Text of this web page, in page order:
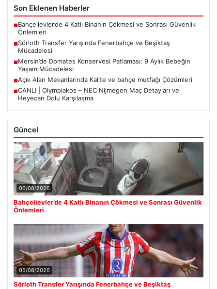
Son Eklenen Haberler
■Bahçelievler’de 4 Katlı Binanın Çökmesi ve Sonrası Güvenlik
Önlemleri
■Sörloth Transfer Yarışında Fenerbahçe ve Beşiktaş
Mücadelesi
■Mersin’de Domates Konservesi Patlaması: 9 Aylık Bebeğin
Yaşam Mücadelesi
■Açık Alan Mekanlarında Kalite ve bahçe mutfağı Çözümleri
■CANLI | Olympiakos – NEC Nijmegen Maç Detayları ve
Heyecan Dolu Karşılaşma
Güncel
06/08/2026
Bahçelievler’de 4 Katlı Binanın Çökmesi ve Sonrası Güvenlik
Önlemleri
05/08/2026
Sörloth Transfer Yarışında Fenerbahçe ve Beşiktaş